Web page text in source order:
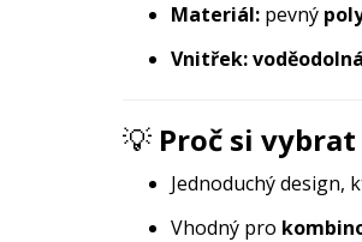
Materiál: pevný
Vnitřek:
💡 Proč si
Jednoduchý design,
Vhodný pro